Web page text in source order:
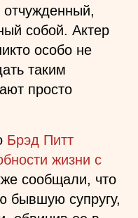
собой. Актер
особо не
таким
просто
Брэд Питт
жизни с
сообщали, что
бывшую супругу,